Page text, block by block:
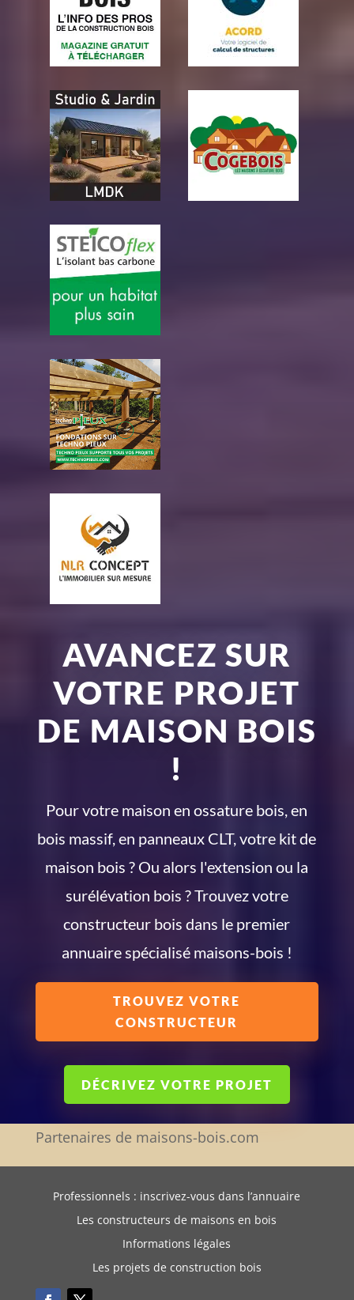
AVANCEZ SUR
VOTRE PROJET
DE MAISON BOIS
!
Pour votre maison en ossature bois, en
bois massif, en panneaux CLT, votre kit de
maison bois ? Ou alors l'extension ou la
surélévation bois ? Trouvez votre
constructeur bois dans le premier
annuaire spécialisé maisons-bois !
TROUVEZ VOTRE
CONSTRUCTEUR
DÉCRIVEZ VOTRE PROJET
Partenaires de maisons-bois.com
Professionnels : inscrivez-vous dans l’annuaire
Les constructeurs de maisons en bois
Informations légales
Les projets de construction bois